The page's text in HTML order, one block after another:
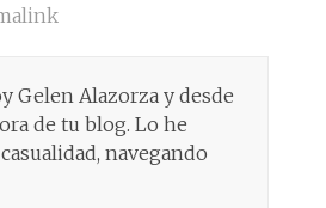
Gelen Alazorza y desde
de tu blog. Lo he
navegando